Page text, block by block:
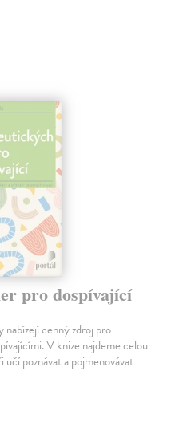
pro dospívající
cenný zdroj pro
V knize najdeme celou
poznávat a pojmenovávat